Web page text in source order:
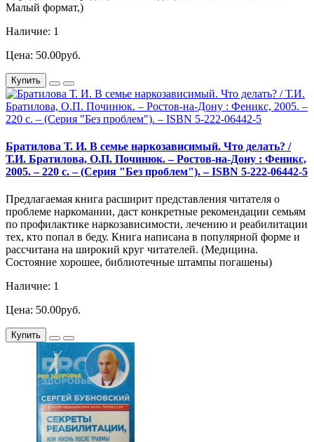
Малый формат,)
Наличие: 1
Цена: 50.00руб.
Купить
Братилова Т. И. В семье наркозависимый. Что делать? /
Т.И. Братилова, О.П. Починюк. – Ростов-на-Дону : Феникс,
2005. – 220 с. – (Серия "Без проблем"). – ISBN 5-222-06442-5
Предлагаемая книга расширит представления читателя о
проблеме наркомании, даст конкретные рекомендации семьям
по профилактике наркозависимости, лечению и реабилитации
тех, кто попал в беду. Книга написана в популярной форме и
рассчитана на широкий круг читателей. (Медицина.
Состояние хорошее, библиотечные штампы погашены)
Наличие: 1
Цена: 50.00руб.
Купить